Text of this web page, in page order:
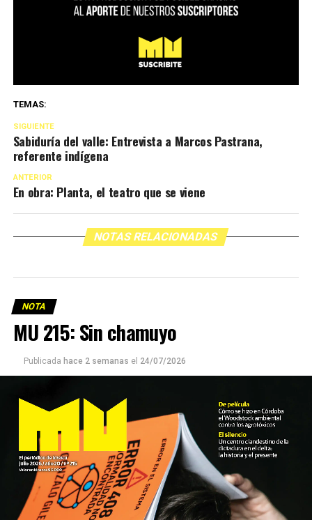
TEMAS:
SIGUIENTE
Sabiduría del valle: Entrevista a Marcos Pastrana,
referente indígena
ANTERIOR
En obra: Planta, el teatro que se viene
NOTAS RELACIONADAS
NOTA
MU 215: Sin chamuyo
Publicada hace 2 semanas el 24/07/2026